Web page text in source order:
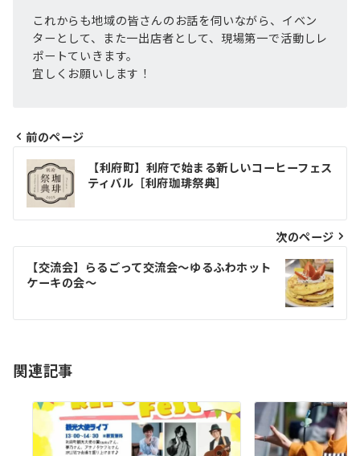
これからも地域の皆さんのお話を伺いながら、イベン
ターとして、また一出店者として、現場第一で活動しレ
ポートていきます。
宜しくお願いします！
投
稿
ナ
ビ
シ
ン
前のページ
【利府町】利府で始まる新しいコーヒーフェス
ティバル［利府珈琲祭典］
次のページ
【交流会】らるごって交流会〜ゆるふわホット
ケーキの会〜
関連記事